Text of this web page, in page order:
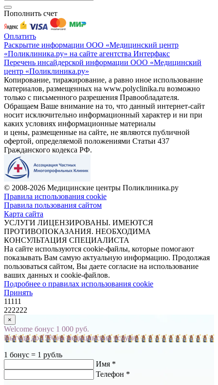
Пополнить счет
Оплатить
Раскрытие информации ООО «Медицинский центр
«Поликлиника.ру» на сайте агентства Интерфакс
Перечень инсайдерской информации ООО «Медицинский
центр «Поликлиника.ру»
Копирование, тиражирование, а равно иное использование
материалов, размещенных на www.polyclinika.ru возможно
только с письменного разрешения Правообладателя.
Обращаем Ваше внимание на то, что данный интернет-сайт
носит исключительно информационный характер и ни при
каких условиях информационные материалы
и цены, размещенные на сайте, не являются публичной
офертой, определяемой положениями Статьи 437
Гражданского кодекса РФ.
© 2008-2026 Медицинские центры Поликлиника.ру
Правила использования cookie
Правила пользования сайтом
Карта сайта
УСЛУГИ ЛИЦЕНЗИРОВАНЫ. ИМЕЮТСЯ
ПРОТИВОПОКАЗАНИЯ. НЕОБХОДИМА
КОНСУЛЬТАЦИЯ СПЕЦИАЛИСТА
На сайте используются cookie-файлы, которые помогают
показывать Вам самую актуальную информацию. Продолжая
пользоваться сайтом, Вы даете согласие на использование
ваших данных и cookie-файлов.
Подробнее о правилах использования cookie
Принять
11111
222222
×
Welcome бонус 1 000 руб.
Выгода до 15% на медицинские услуги
1 бонус = 1 рубль
Имя *
Телефон *